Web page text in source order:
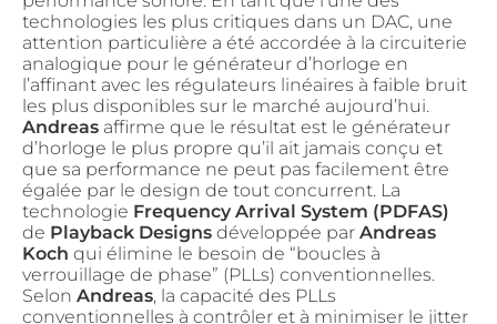
technologies les plus critiques dans un DAC, une
attention particulière a été accordée à la circuiterie
analogique pour le générateur d’horloge en
l’affinant avec les régulateurs linéaires à faible bruit
les plus disponibles sur le marché aujourd’hui.
Andreas affirme que le résultat est le générateur
d’horloge le plus propre qu’il ait jamais conçu et
que sa performance ne peut pas facilement être
égalée par le design de tout concurrent. La
technologie Frequency Arrival System (PDFAS)
de Playback Designs développée par Andreas
Koch qui élimine le besoin de “boucles à
verrouillage de phase” (PLLs) conventionnelles.
Selon Andreas, la capacité des PLLs
conventionnelles à contrôler et à minimiser le jitter